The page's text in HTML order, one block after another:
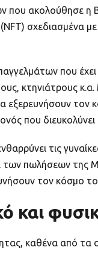
που ακολούθησε
(NFT)
που
κτηνιάτρους
εξερευνήσουν
που
τις
πωλήσεων της
τον κόσμο
και
καθένα από